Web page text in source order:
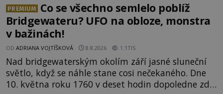
PREMIUM
Co se všechno semlelo poblíž
Bridgewateru? UFO na obloze, monstra
v bažinách!
OD ADRIANA VOJTÍŠKOVÁ 8.8.2026 1.1TIS
Nad bridgewaterským okolím září jasné sluneční
světlo, když se náhle stane cosi nečekaného. Dne
10. května roku 1760 v deset hodin dopoledne zde